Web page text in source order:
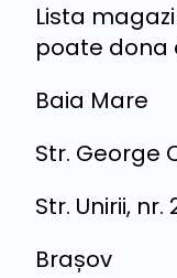
Lista
poate dona
Baia Mare
Str. George
Str. Unirii, nr.
Brașov